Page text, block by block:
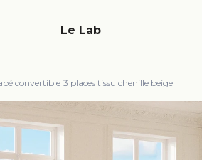
Le Lab
convertible 3 places tissu chenille beige